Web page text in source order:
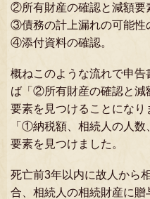
②所有財産の確認と減額要
③債務の計上漏れの可能性
④添付資料の確認。
概ねこのような流れで申
ば「②所有財産の確認と減
要素を見つけることにな
「①納税額、相続人の人
要素を見つけました。
死亡前3年以内に故人から
合、相続人の相続財産に